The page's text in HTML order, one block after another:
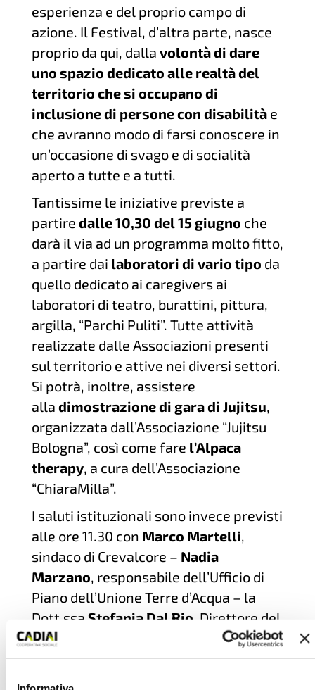
esperienza e del proprio campo di
azione. Il Festival, d’altra parte, nasce
proprio da qui, dalla volontà di dare
uno spazio dedicato alle realtà del
territorio che si occupano di
inclusione di persone con disabilitàe
che avranno modo di farsi conoscere in
un’occasione di svago e di socialità
aperto a tutte e a tutti.
Tantissime le iniziative previste a
partire dalle 10,30 del 15 giugno che
darà il via ad un programma molto fitto,
a partire dai laboratori di vario tipo da
quello dedicato ai caregivers ai
laboratori di teatro, burattini, pittura,
argilla, “Parchi Puliti”. Tutte attività
realizzate dalle Associazioni presenti
sul territorio e attive nei diversi settori.
Si potrà, inoltre, assistere
alla dimostrazione di gara di Jujitsu,
organizzata dall’Associazione “Jujitsu
Bologna”, così come fare l’Alpaca
therapy, a cura dell’Associazione
“ChiaraMilla”.
I saluti istituzionali sono invece previsti
alle ore 11.30 con Marco Martelli,
sindaco di Crevalcore – Nadia
Marzano, responsabile dell’Ufficio di
Piano dell’Unione Terre d’Acqua – la
Dott.ssa Stefania Dal Rio , Direttore del
Distretto Pianura Ovest –
Lorenzo
Sessa, Direttore Generale di Asp